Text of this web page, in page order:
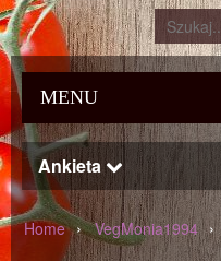
MENU
Ankieta
Home › VegMonia1994 ›